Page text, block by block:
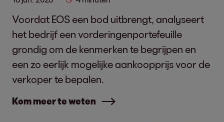
Voordat EOS een bod uitbrengt, analyseert
het bedrijf een vorderingenportefeuille
grondig om de kenmerken te begrijpen en
een zo eerlijk mogelijke aankoopprijs voor de
verkoper te bepalen.
Kom meer te weten